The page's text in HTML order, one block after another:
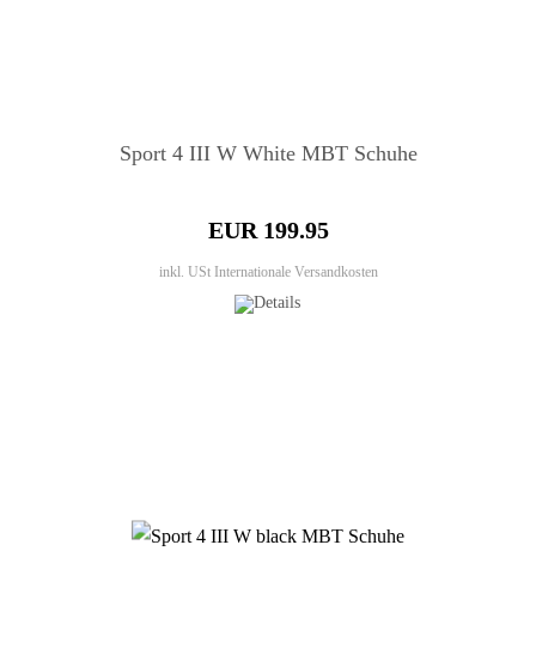
Sport 4 III W White MBT Schuhe
EUR 199.95
inkl. USt Internationale Versandkosten